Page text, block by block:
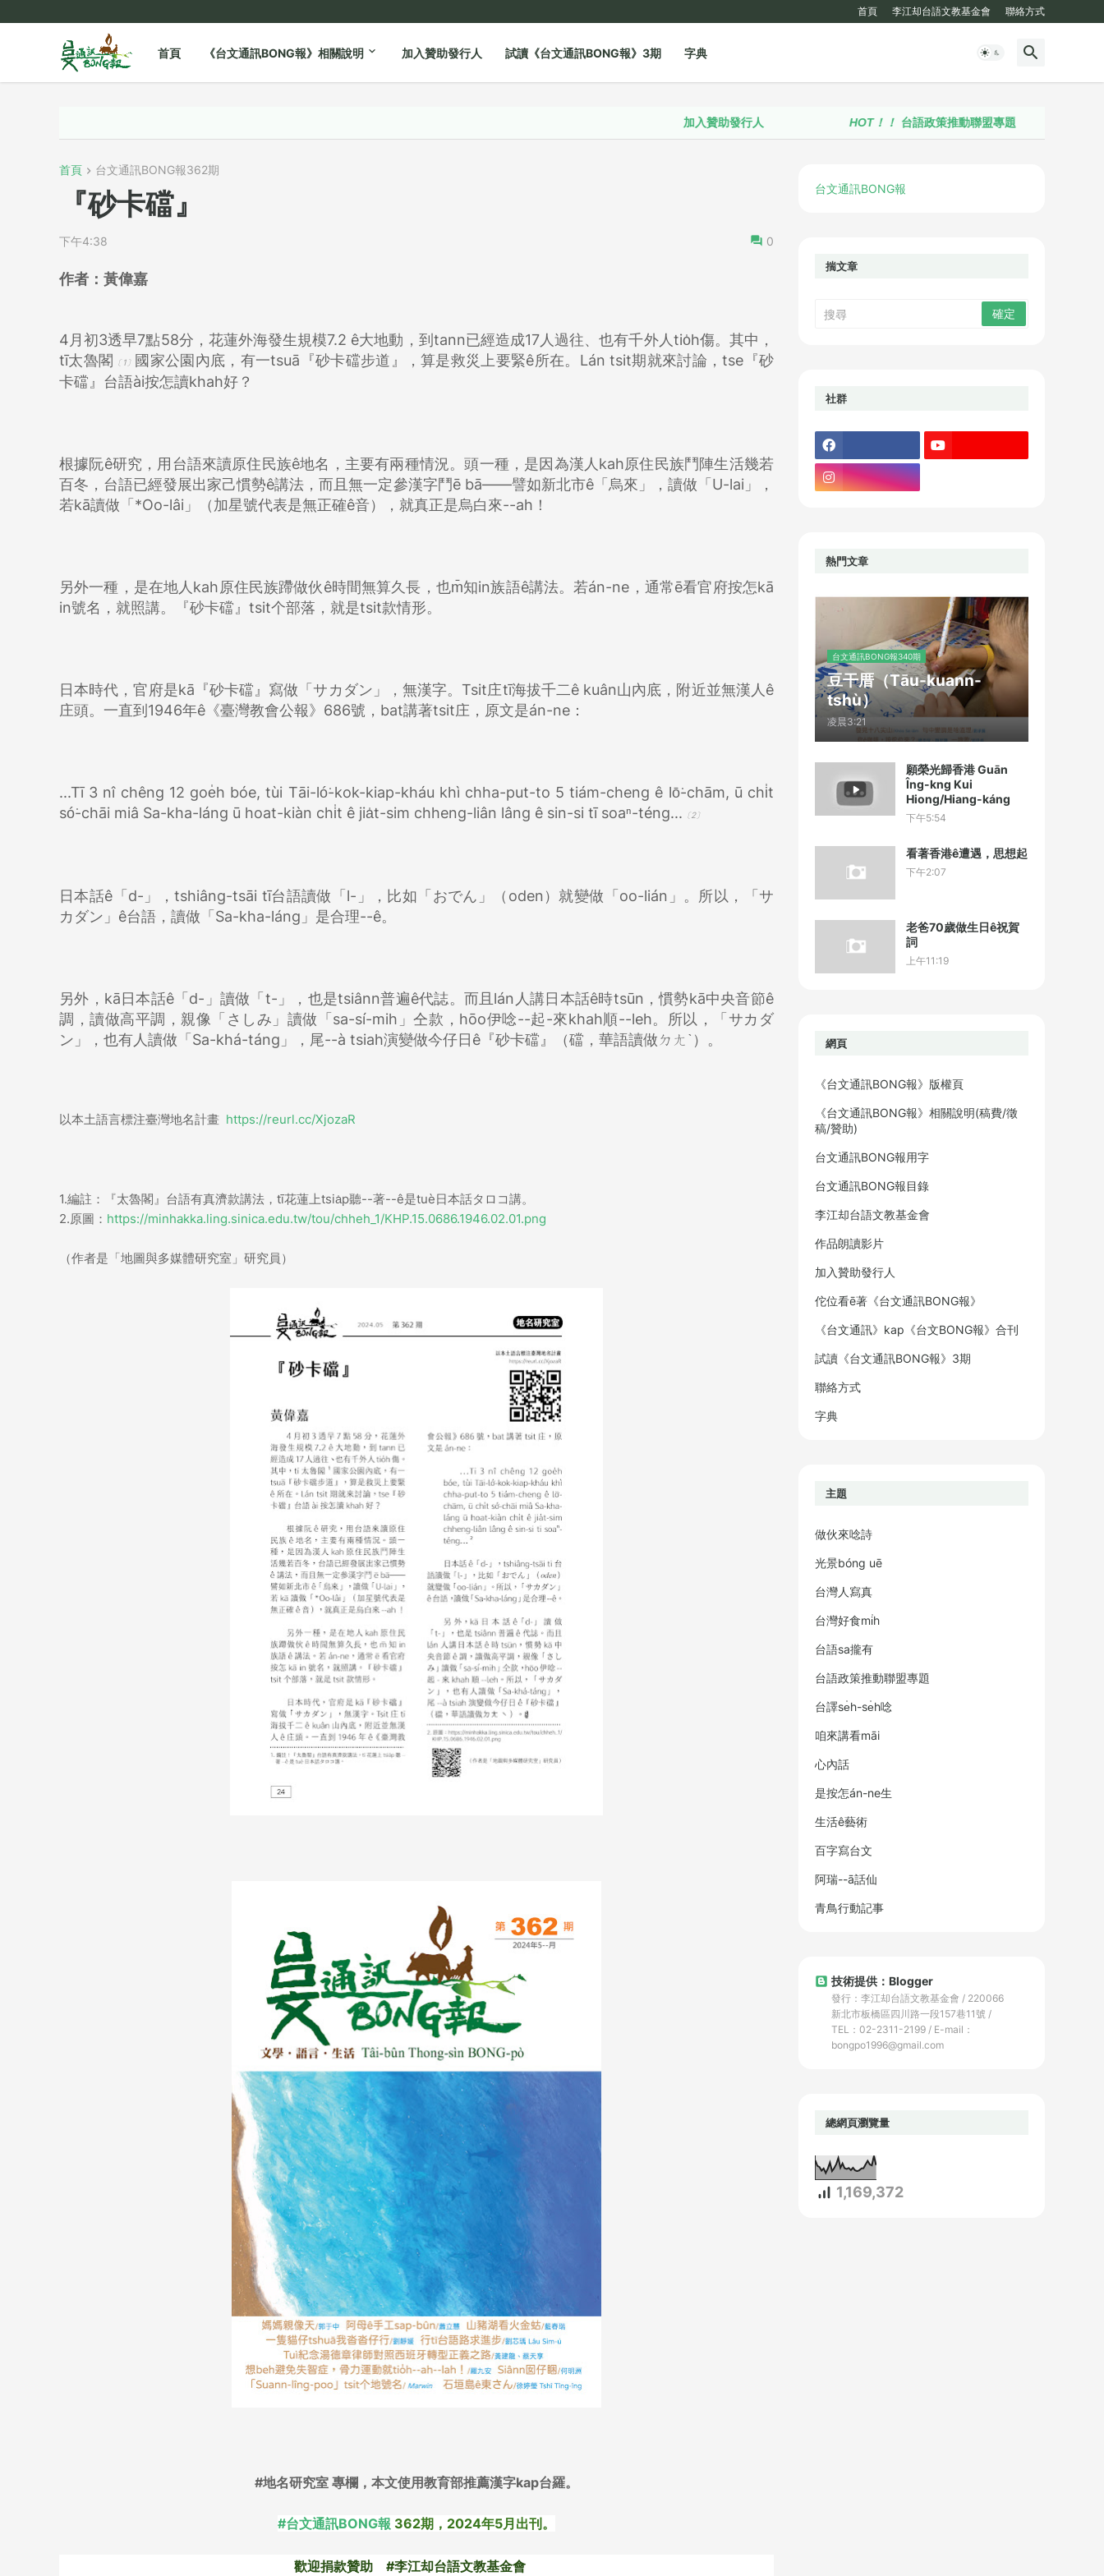
首頁 李江却台語文教基金會 聯絡方式
首頁 《台文通訊BONG報》相關說明 加入贊助發行人 試讀《台文通訊BONG報》3期 字典
加入贊助發行人 台語政策推動聯盟專題
首頁 台文通訊BONG報362期
『砂卡礑』
下午4:38 0
作者： 黃偉嘉
4月初3透早7點58分，花蓮外海發生規模7.2 ê大地動，到tann已經造成17人過往、也有千外人tio̍h傷。其中，
tī太魯閣
〔1〕 國家公園內底，有一tsuā『砂卡礑步道』，算是救災上要緊ê所在。Lán tsit期就來討論，tse『砂
卡礑』台語ài按怎讀khah好？
根據阮ê研究，用台語來讀原住民族ê地名，主要有兩種情況。頭一種，是因為漢人kah原住民族鬥陣生活幾若
百冬，台語已經發展出家己慣勢ê講法，而且無一定參漢字鬥ē bā——譬如新北市ê「烏來」，讀做「U-lai」，
若kā讀做「*Oo-lâi」（加星號代表是無正確ê音），就真正是烏白來--ah！
另外一種，是在地人kah原住民族蹛做伙ê時間無算久長，也m̄知in族語ê講法。若án-ne，通常ē看官府按怎kā
in號名，就照講。『砂卡礑』tsit个部落，就是tsit款情形。
日本時代，官府是kā『砂卡礑』寫做「サカダン」，無漢字。Tsit庄tī海拔千二ê kuân山內底，附近並無漢人ê
庄頭。一直到1946年ê《臺灣教會公報》686號，bat講著tsit庄，原文是án-ne：
...Tī 3 nî chêng 12 goe̍h bóe, tùi Tāi-ló͘-kok-kiap-kháu khì chha-put-to 5 tiám-cheng ê lō͘-chām, ū chi̍t
só͘-chāi miâ Sa-kha-láng ū hoat-kiàn chi̍t ê jia̍t-sim chheng-liân lâng ê sin-si tī soaⁿ-téng... 〔2〕
日本話ê「d-」，tshiâng-tsāi tī台語讀做「l-」，比如「おでん」（oden）就變做「oo-lián」。所以，「サ
カダン」ê台語，讀做「Sa-kha-láng」是合理--ê。
另外，kā日本話ê「d-」讀做「t-」，也是tsiânn普遍ê代誌。而且lán人講日本話ê時tsūn，慣勢kā中央音節ê
調，讀做高平調，親像「さしみ」讀做「sa-sí-mih」仝款，hōo伊唸--起-來khah順--leh。所以，「サカダ
ン」，也有人讀做「Sa-khá-táng」，尾--à tsiah演變做今仔日ê『砂卡礑』（礑，華語讀做ㄉㄤˋ）。
以本土語言標注臺灣地名計畫 https://reurl.cc/XjozaR
1.編註：『太魯閣』台語有真濟款講法，tī花蓮上tsia̍p聽--著--ê是tuè日本話タロコ講。
2.原圖： https://minhakka.ling.sinica.edu.tw/tou/chheh_1/KHP.15.0686.1946.02.01.png
（作者是「地圖與多媒體研究室」研究員）
#地名研究室 專欄，本文使用教育部推薦漢字kap台羅。
#台文通訊BONG報 362期，2024年5月出刊。
歡迎捐款贊助 #李江却台語文教基金會
台文通訊BONG報
揣文章
社群
熱門文章
台文通訊BONG報340期
豆干厝（Tāu-kuann-
tshù）
凌晨3:21
願榮光歸香港 Guān
Îng-kng Kui
Hiong/Hiang-káng
下午5:54
看著香港ê遭遇，思想起
下午2:07
老爸70歲做生日ê祝賀
詞
上午11:19
網頁
《台文通訊BONG報》版權頁
《台文通訊BONG報》相關說明(稿費/徵
稿/贊助)
台文通訊BONG報用字
台文通訊BONG報目錄
李江却台語文教基金會
作品朗讀影片
加入贊助發行人
佗位看ē著《台文通訊BONG報》
《台文通訊》kap《台文BONG報》合刊
試讀《台文通訊BONG報》3期
聯絡方式
字典
主題
做伙來唸詩
光景bóng uē
台灣人寫真
台灣好食mi̍h
台語sa攏有
台語政策推動聯盟專題
台譯se̍h-se̍h唸
咱來講看māi
心內話
是按怎án-ne生
生活ê藝術
百字寫台文
阿瑞--ā話仙
青鳥行動記事
技術提供：Blogger
發行：李江却台語文教基金會 / 220066
新北市板橋區四川路一段157巷11號 /
TEL：02-2311-2199 / E-mail：
bongpo1996@gmail.com
總網頁瀏覽量
1,169,372